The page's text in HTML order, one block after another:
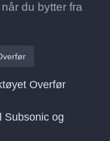
du bytter fra
Overfør
Subsonic og